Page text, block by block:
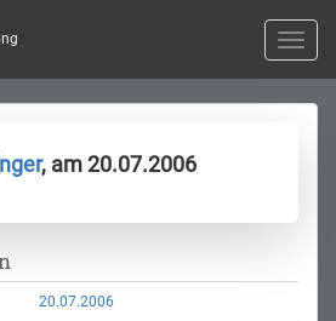
Toggle
, am 20.07.2006
20.07.2006